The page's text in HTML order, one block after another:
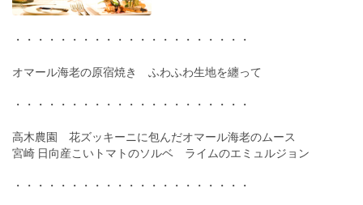
・・・・・・・・・・・・・・・・・・・・・
オマール海老の原宿焼き ふわふわ生地を纏って
・・・・・・・・・・・・・・・・・・・・・
高木農園 花ズッキーニに包んだオマール海老のムース
宮崎 日向産こいトマトのソルベ ライムのエミュルジョン
・・・・・・・・・・・・・・・・・・・・・